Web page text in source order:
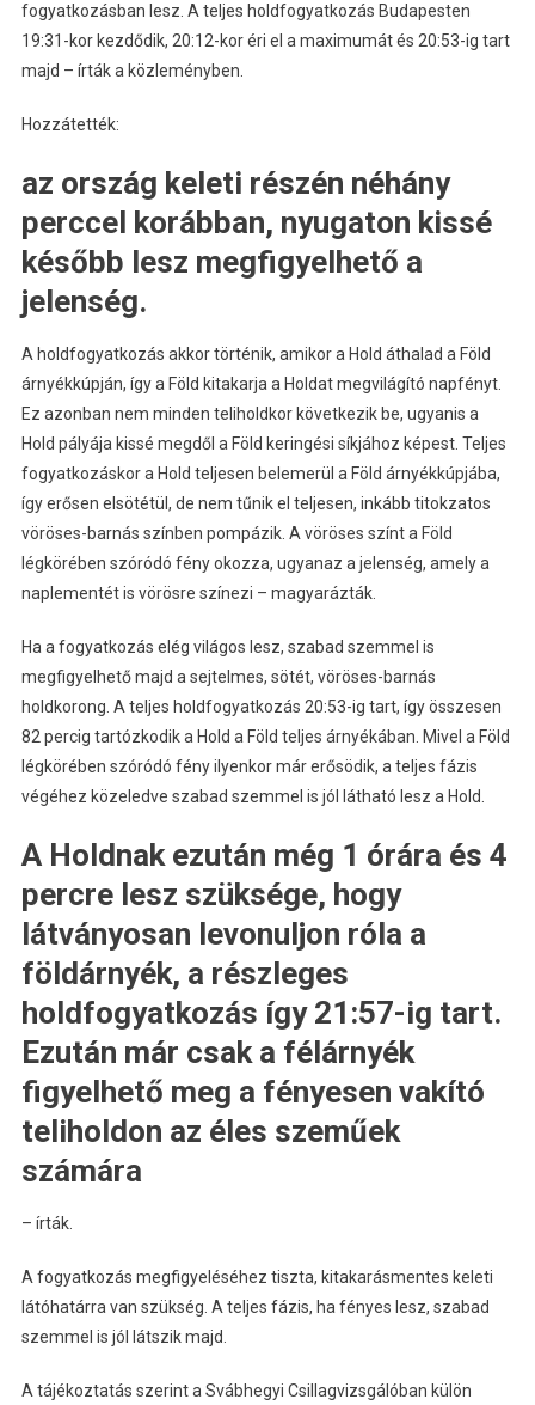
fogyatkozásban lesz. A teljes holdfogyatkozás Budapesten
19:31-kor kezdődik, 20:12-kor éri el a maximumát és 20:53-ig tart
majd – írták a közleményben.
Hozzátették:
az ország keleti részén néhány
perccel korábban, nyugaton kissé
később lesz megfigyelhető a
jelenség.
A holdfogyatkozás akkor történik, amikor a Hold áthalad a Föld
árnyékkúpján, így a Föld kitakarja a Holdat megvilágító napfényt.
Ez azonban nem minden teliholdkor következik be, ugyanis a
Hold pályája kissé megdől a Föld keringési síkjához képest. Teljes
fogyatkozáskor a Hold teljesen belemerül a Föld árnyékkúpjába,
így erősen elsötétül, de nem tűnik el teljesen, inkább titokzatos
vöröses-barnás színben pompázik. A vöröses színt a Föld
légkörében szóródó fény okozza, ugyanaz a jelenség, amely a
naplementét is vörösre színezi – magyarázták.
Ha a fogyatkozás elég világos lesz, szabad szemmel is
megfigyelhető majd a sejtelmes, sötét, vöröses-barnás
holdkorong. A teljes holdfogyatkozás 20:53-ig tart, így összesen
82 percig tartózkodik a Hold a Föld teljes árnyékában. Mivel a Föld
légkörében szóródó fény ilyenkor már erősödik, a teljes fázis
végéhez közeledve szabad szemmel is jól látható lesz a Hold.
A Holdnak ezután még 1 órára és 4
percre lesz szüksége, hogy
látványosan levonuljon róla a
földárnyék, a részleges
holdfogyatkozás így 21:57-ig tart.
Ezután már csak a félárnyék
figyelhető meg a fényesen vakító
teliholdon az éles szeműek
számára
– írták.
A fogyatkozás megfigyeléséhez tiszta, kitakarásmentes keleti
látóhatárra van szükség. A teljes fázis, ha fényes lesz, szabad
szemmel is jól látszik majd.
A tájékoztatás szerint a Svábhegyi Csillagvizsgálóban külön